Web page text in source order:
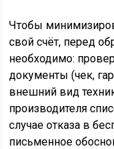
Чтобы
свой счёт, перед
необходимо:
документы (чек,
внешний вид
производителя
случае отказа в
письменное